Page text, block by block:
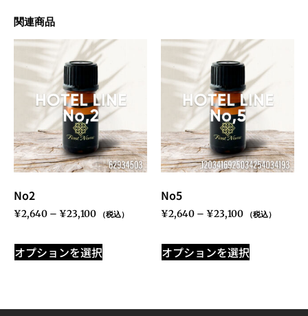
関連商品
No2
¥2,640 – ¥23,100 （税込）
オプションを選択
No5
¥2,640 – ¥23,100 （税込）
オプションを選択